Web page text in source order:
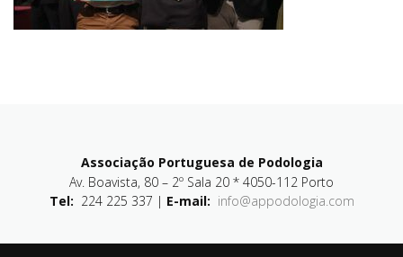
Associação Portuguesa de Podologia
Av. Boavista, 80 – 2º Sala 20 * 4050-112 Porto
Tel: 224 225 337 | E-mail: info@appodologia.com